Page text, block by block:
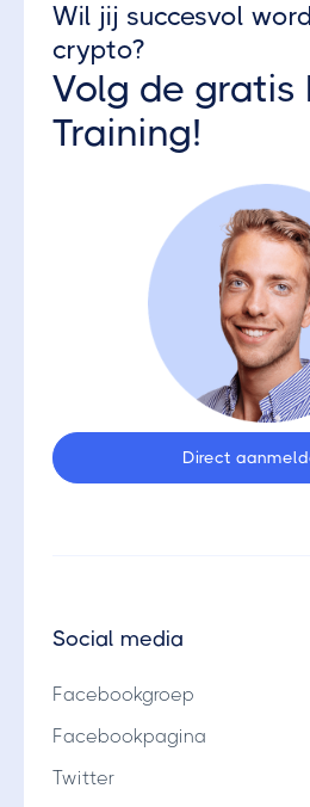
Wil jij succesvol
crypto?
Volg de gratis
Training!
Direct
Social media
Facebookgroep
Facebookpagina
Twitter